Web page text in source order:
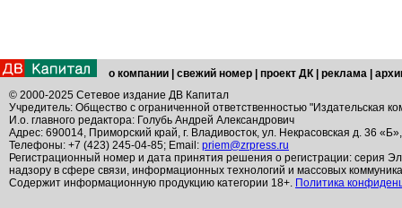
о компании свежий номер проект ДК реклама
© 2000-2025 Сетевое издание ДВ Капитал
Учредитель: Общество с ограниченной ответственностью "Издательская
И.о. главного редактора: Голубь Андрей Александрович
Адрес: 690014, Приморский край, г. Владивосток, ул. Некрасовская д. 36
Телефоны: +7 (423) 245-04-85; Email: priem@zrpress.ru
Регистрационный номер и дата принятия решения о регистрации: серия
надзору в сфере связи, информационных технологий и массовых
Содержит информационную продукцию категории 18+. Политика